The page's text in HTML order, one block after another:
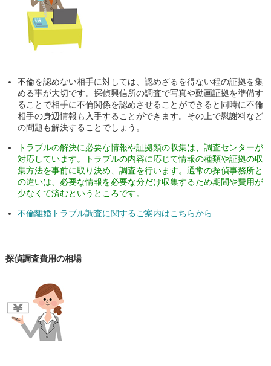
不倫を認めない相手に対しては、認めざるを得ない程の証拠を集
める事が大切です。探偵興信所の調査で写真や動画証拠を準備す
ることで相手に不倫関係を認めさせることができると同時に不倫
相手の身辺情報も入手することができます。その上で慰謝料など
の問題も解決することでしょう。
トラブルの解決に必要な情報や証拠類の収集は、調査センターが
対応しています。トラブルの内容に応じて情報の種類や証拠の収
集方法を事前に取り決め、調査を行います。通常の探偵事務所と
の違いは、必要な情報を必要な分だけ収集するため期間や費用が
少なくて済むというところです。
不倫離婚トラブル調査に関するご案内はこちらから
探偵調査費用の相場